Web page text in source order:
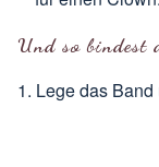
Und so bindest
1. Lege das